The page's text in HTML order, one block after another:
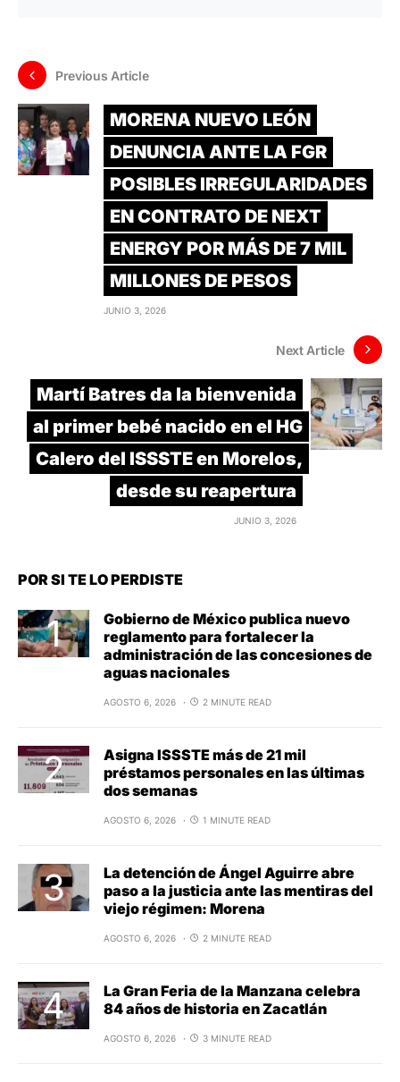
Previous Article
MORENA NUEVO LEÓN
DENUNCIA ANTE LA FGR
POSIBLES IRREGULARIDADES
EN CONTRATO DE NEXT
ENERGY POR MÁS DE 7 MIL
MILLONES DE PESOS
JUNIO 3, 2026
Next Article
Martí Batres da la bienvenida
al primer bebé nacido en el HG
Calero del ISSSTE en Morelos,
desde su reapertura
JUNIO 3, 2026
POR SI TE LO PERDISTE
Gobierno de México publica nuevo
reglamento para fortalecer la
administración de las concesiones de
aguas nacionales
AGOSTO 6, 2026 2 MINUTE READ
Asigna ISSSTE más de 21 mil
préstamos personales en las últimas
dos semanas
AGOSTO 6, 2026 1 MINUTE READ
La detención de Ángel Aguirre abre
paso a la justicia ante las mentiras del
viejo régimen: Morena
AGOSTO 6, 2026 2 MINUTE READ
La Gran Feria de la Manzana celebra
84 años de historia en Zacatlán
AGOSTO 6, 2026 3 MINUTE READ